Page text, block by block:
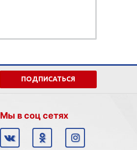
ПОДПИСАТЬСЯ
Мы в соц сетях